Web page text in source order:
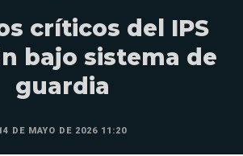
críticos del IPS
bajo sistema de
guardia
DE MAYO DE 2026 11:20